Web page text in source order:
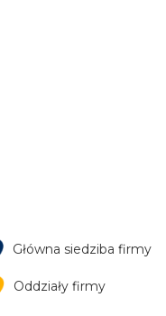
Główna siedziba firmy
Oddziały firmy